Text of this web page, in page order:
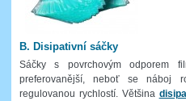
B. Disipativní sáčky
Sáčky s povrchovým odporem
preferovanější, neboť se náboj
regulovanou rychlostí. Většina